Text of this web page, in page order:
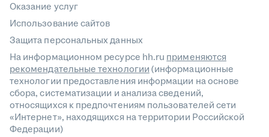
Оказание услуг
Использование сайтов
Защита персональных данных
На информационном ресурсе hh.ru применяются
рекомендательные технологии(информационные
технологии предоставления информации на основе
сбора, систематизации и анализа сведений,
относящихся к предпочтениям пользователей сети
«Интернет», находящихся на территории Российской
Федерации)